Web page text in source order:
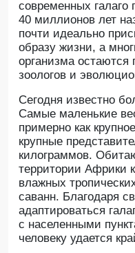
современных
40 миллионов лет
почти идеально
образу жизни, а
организма остаются
зоологов и
Сегодня известно
Самые маленькие
примерно как
крупные
килограммов.
территории Африки
влажных
саванн. Благодаря
адаптироваться
с населенными
человеку удается